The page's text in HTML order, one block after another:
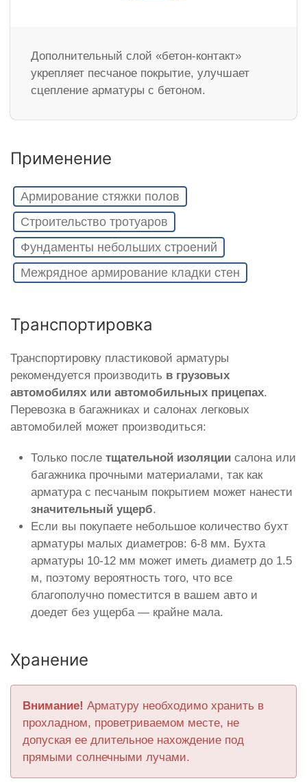
Дополнительный слой «бетон-контакт»
укрепляет песчаное покрытие, улучшает
сцепление арматуры с бетоном.
Применение
Армирование стяжки полов
Строительство тротуаров
Фундаменты небольших строений
Межрядное армирование кладки стен
Транспортировка
Транспортировку пластиковой арматуры
рекомендуется производить в грузовых
автомобилях или автомобильных прицепах.
Перевозка в багажниках и салонах легковых
автомобилей может производиться:
Только после тщательной изоляции салона или
багажника прочными материалами, так как
арматура с песчаным покрытием может нанести
значительный ущерб.
Если вы покупаете небольшое количество бухт
арматуры малых диаметров: 6-8 мм. Бухта
арматуры 10-12 мм может иметь диаметр до 1.5
м, поэтому вероятность того, что все
благополучно поместится в вашем авто и
доедет без ущерба — крайне мала.
Хранение
Внимание! Арматуру необходимо хранить в
прохладном, проветриваемом месте, не
допуская ее длительное нахождение под
прямыми солнечными лучами.